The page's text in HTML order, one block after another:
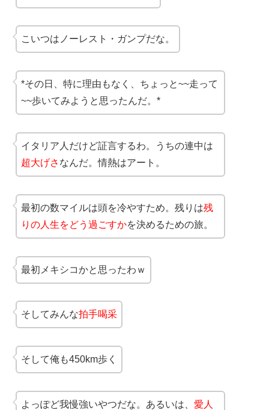
こいつはノーレスト・ガンプだな。
*その日、特に理由もなく、ちょっと~~走って
~~歩いてみようと思ったんだ。*
イタリア人だけど証言するわ。うちの連中は
超大げさ なんだ。情熱はアート。
最初の数マイルは頭を冷やすため。残りは残
りの人生をどう過ごすかを決めるための旅。
最初メキシコかと思ったわｗ
そしてみんな拍手喝采
そして俺も450km歩く
よっぽど我慢強いやつだな。あるいは、 愛人